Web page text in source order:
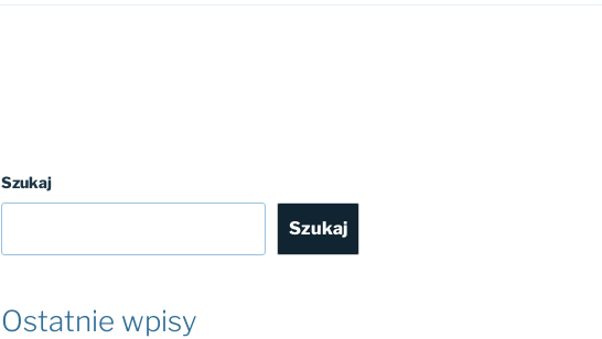
Szukaj
Szukaj
Ostatnie wpisy